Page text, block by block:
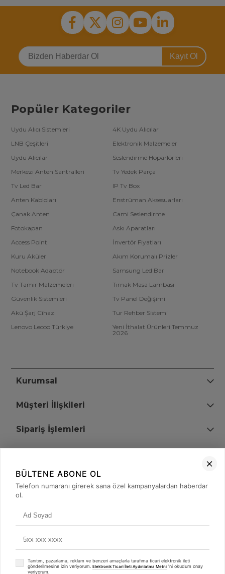
Kayıt Ol
Popüler Kategoriler
Uydu Alıcı Sistemleri
4K Uydu Alıcılar
LNB Çeşitleri
Elektronik Malzemeler
Uydu Alıcılar
Seslendirme Hoparlörleri
Merkezi Anten Santralleri
Tv Yedek Parça
Tv Led Bar
IP Tv Box
Anten Kabloları
Enstrüman Aksesuarları
Çanak Anten
Cami Seslendirme
Fotokapan
Askı Aparatları
Access Point
İnvertör Fiyatları
Kuru Aküler
Akım Korumalı Prizler
Notebook Adaptör
Samsung Led Bar
Tv Tamir Malzemeleri
Tırnak Masa Lambası
Güvenlik Sistemleri
Tv Panel Değişimi
Akü Şarj Cihazı
Tur Rehber Sistemi
Lenovo Lecoo Türkiye
Yeni İthalat Ürünleri Temmuz
2026
Kurumsal
Müşteri İlişkileri
Sipariş İşlemleri
+90 (850) 473 08 08
BÜLTENE ABONE OL
Telefon numaranı girerek sana özel kampanyalardan haberdar
ol.
Tanıtım, pazarlama, reklam ve benzeri amaçlarla tarafıma ticari elektronik ileti
gönderilmesine izin veriyorum. Elektronik Ticari İleti Aydınlatma Metni 'ni okudum onay
veriyorum.